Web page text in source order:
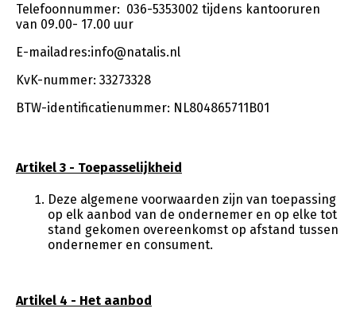
Telefoonnummer: 036-5353002 tijdens kantooruren
van 09.00- 17.00 uur
E-mailadres:info@natalis.nl
KvK-nummer: 33273328
BTW-identificatienummer: NL804865711B01
Artikel 3 - Toepasselijkheid
Deze algemene voorwaarden zijn van toepassing
op elk aanbod van de ondernemer en op elke tot
stand gekomen overeenkomst op afstand tussen
ondernemer en consument.
Artikel 4 - Het aanbod